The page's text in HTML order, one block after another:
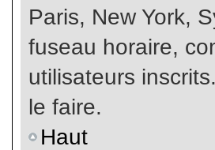
Paris, New York,
fuseau horaire,
utilisateurs
le faire.
Haut